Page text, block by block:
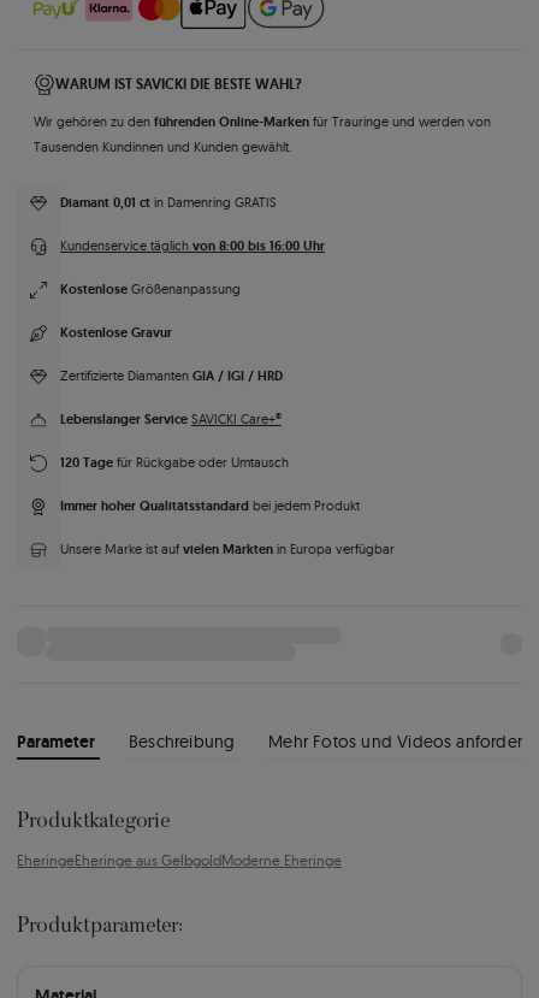
WARUM IST SAVICKI DIE BESTE WAHL?
Wir gehören zu den führenden Online-Marken für Trauringe und werden von
Tausenden Kundinnen und Kunden gewählt.
Diamant 0,01 ct in Damenring GRATIS
Kundenservice täglich von 8:00 bis 16:00 Uhr
Kostenlose Größenanpassung
Kostenlose Gravur
Zertifizierte Diamanten GIA / IGI / HRD
Lebenslanger Service SAVICKI Care+®
120 Tage für Rückgabe oder Umtausch
Immer hoher Qualitätsstandard bei jedem Produkt
Unsere Marke ist auf vielen Märkten in Europa verfügbar
Parameter Beschreibung Mehr Fotos und Videos anfordern
Produktkategorie
EheringeEheringe aus GelbgoldModerne Eheringe
Produktparameter: